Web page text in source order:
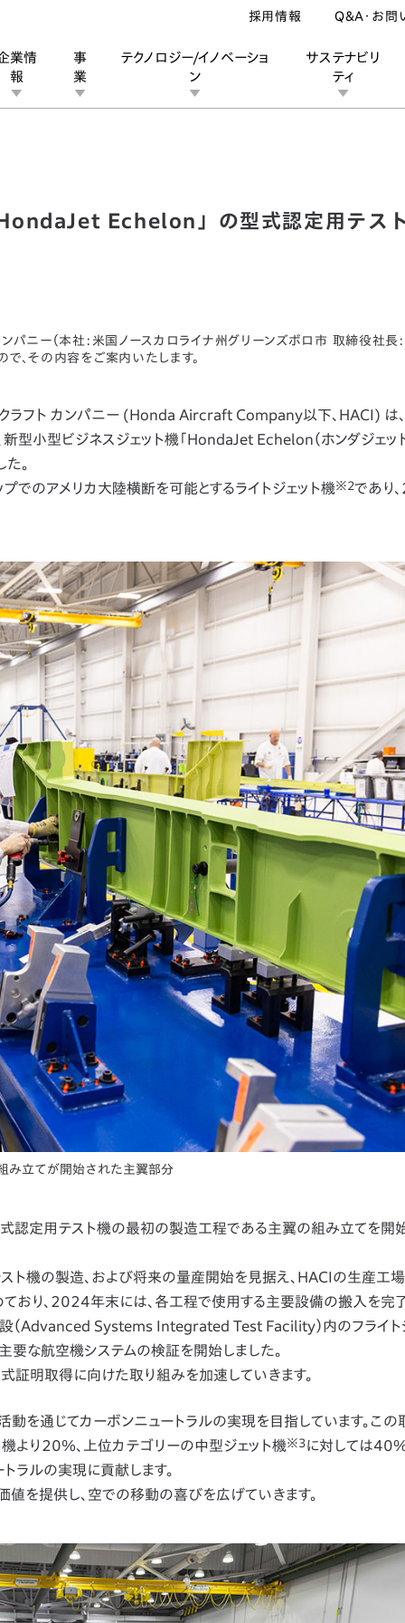
業情
報
事
業
テクノロジー/イノベーショ
ン
サステナビリ
ティ
採用情報 Q&A・お問
ト機「HondaJet Echelon」の型式認定用テスト機製造を開始
Echelon」の型式認定用テス
ニー（本社:⽶国ノースカロライナ州グリーンズボロ市 取締役社⻑
、その内容をご案内いたします。
フト カンパニー (Honda Aircraft Company以下、HACI) は
型小型ビジネスジェット機「HondaJet Echelon（ホンダジェッ
。
のアメリカ大陸横断を可能とするライトジェット機※2であり
み立てが開始された主翼部分
定用テスト機の最初の製造工程である主翼の組み立てを開始
機の製造、および将来の量産開始を見据え、HACIの生産工
り、2024年末には、各工程で使用する主要設備の搬入を完
設（Advanced Systems Integrated Test Facility）内のフライト
要な航空機システムの検証を開始しました。
明取得に向けた取り組みを加速していきます。
通じてカーボンニュートラルの実現を目指しています。この
より20％、上位カテゴリーの中型ジェット機※3に対しては40
ラルの実現に貢献します。
提供し、空での移動の喜びを広げていきます。